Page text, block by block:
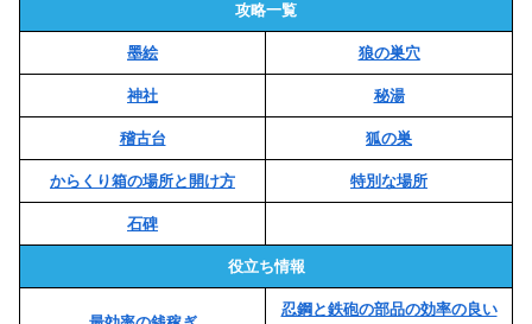
攻略一覧
墨絵 狼の巣穴
神社 秘湯
稽古台 狐の巣
からくり箱の場所と開け方 特別な場所
石碑
役立ち情報
忍鋼と鉄砲の部品の効率の良い